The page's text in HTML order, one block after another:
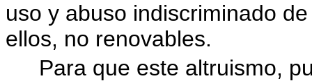
uso y abuso indiscriminado
ellos, no renovables.
Para que este altruismo,